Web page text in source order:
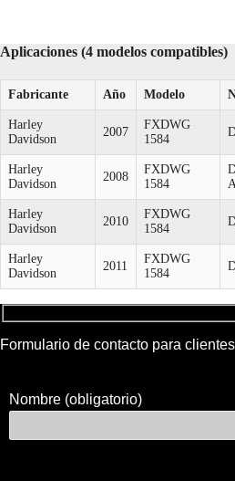
Aplicaciones (4 modelos compatibles)
Fabricante Año Modelo
Harley
Davidson
2007
FXDWG
1584
Harley
Davidson
2008
FXDWG
1584
Harley
Davidson
2010
FXDWG
1584
Harley
Davidson
2011
FXDWG
1584
Formulario de contacto para clientes
Nombre (obligatorio)